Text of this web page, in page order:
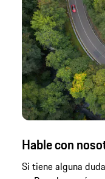
Hable con
Si tiene alguna